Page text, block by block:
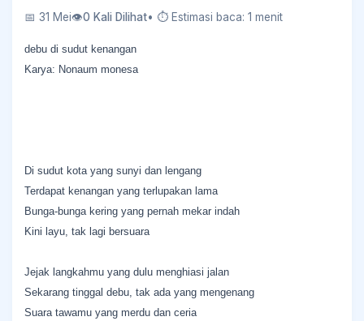
📅 31 Mei👁0 Kali Dilihat• ⏱ Estimasi baca: 1 menit
debu di sudut kenangan ‎
Karya: Nonaum monesa
Di sudut kota yang sunyi dan lengang
‎Terdapat kenangan yang terlupakan lama
‎Bunga-bunga kering yang pernah mekar indah
‎Kini layu, tak lagi bersuara
‎Jejak langkahmu yang dulu menghiasi jalan
‎Sekarang tinggal debu, tak ada yang mengenang
‎Suara tawamu yang merdu dan ceria